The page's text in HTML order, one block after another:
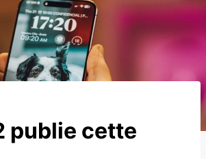
publie cette